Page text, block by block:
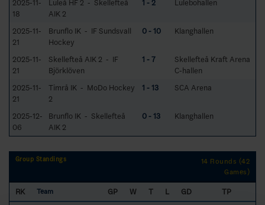
2025-11-
18
Luleå HF 2 - Skellefteå
AIK 2
1 - 2 Lulebohallen
2025-11-
21
Brunflo IK - IF Sundsvall
Hockey
0 - 10 Klanghallen
2025-11-
21
Skellefteå AIK 2 - IF
Björklöven
1 - 7
Skellefteå Kraft Arena
C-hallen
2025-11-
21
Timrå IK - MoDo Hockey
2
1 - 13 SCA Arena
2025-12-
06
Brunflo IK - Skellefteå
AIK 2
0 - 13 Klanghallen
Group Standings
14 Rounds (42
Games)
RK Team GP W T L GD
TP